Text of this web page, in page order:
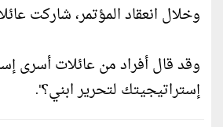
وخلال انعقاد المؤتمر، شاركت
وقد قال أفراد من عائلات أسرى
إستراتيجيتك لتحرير ابني؟".